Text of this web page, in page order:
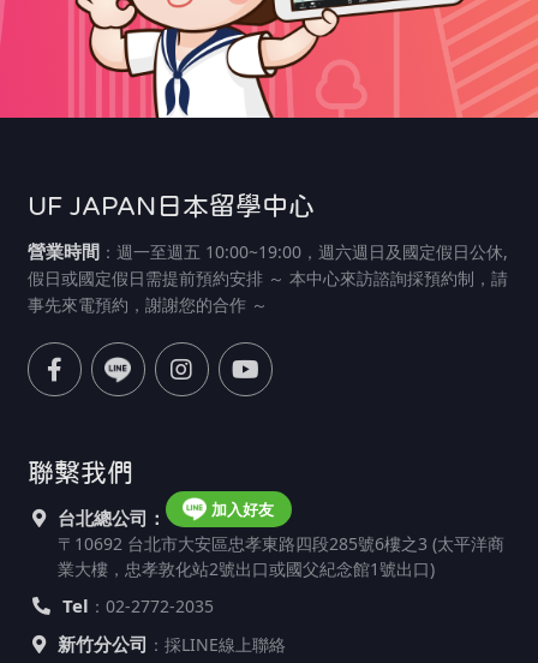
UF JAPAN日本留學中心
營業時間 ：週一至週五 10:00~19:00，週六週日及國定假日公休,
假日或國定假日需提前預約安排 ～ 本中心來訪諮詢採預約制，請
事先來電預約，謝謝您的合作 ～
聯繫我們
台北總公司： 加入好友
〒10692 台北市大安區忠孝東路四段285號6樓之3 (太平洋商
業大樓，忠孝敦化站2號出口或國父紀念館1號出口)
Tel ：02-2772-2035
新竹分公司 ：採LINE線上聯絡